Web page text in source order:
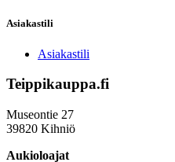
Asiakastili
Asiakastili
Teippikauppa.fi
Museontie 27
39820 Kihniö
Aukioloajat